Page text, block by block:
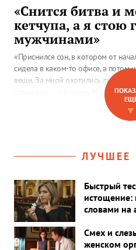
«Снится битва и
кетчупа, а я стою
мужчинами»
«Приснился сон, в котором от
сидела в каком-то офисе, а потом
вещи. За мной охотились люди. И
сражались — с вилами. Мне еще
конь — огромный, светлый, и мы на▼
ЛУЧШЕЕ
Быстрый
истощение:
словами на
Смех и
женском